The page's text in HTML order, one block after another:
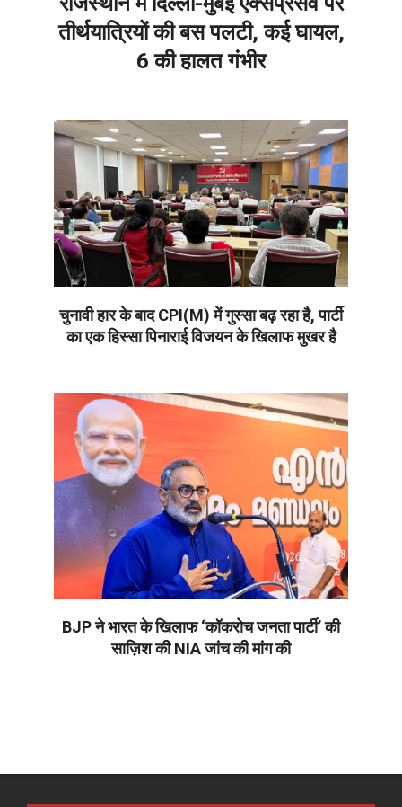
तीर्थयात्रियों की बस पलटी, कई घायल,
6 की हालत गंभीर
23
चुनावी हार के बाद CPI(M) में गुस्सा बढ़ रहा है, पार्टी
का एक हिस्सा पिनाराई विजयन के खिलाफ मुखर है
BJP ने भारत के खिलाफ ‘कॉकरोच जनता पार्टी’ की
साज़िश की NIA जांच की मांग की